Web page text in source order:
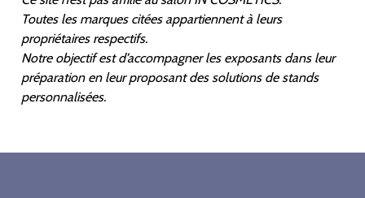
Toutes les marques citées appartiennent à leurs
propriétaires respectifs.
Notre objectif est d’accompagner les exposants dans leur
préparation en leur proposant des solutions de stands
personnalisées.